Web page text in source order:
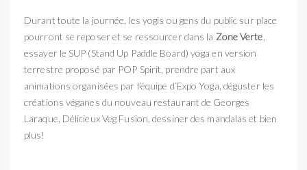
Durant toute la journée, les yogis ou gens du public sur place
pourront se reposer et se ressourcer dans la Zone Verte
essayer le SUP (Stand Up Paddle Board) yoga en version
terrestre proposé par POP Spirit, prendre part aux
animations organisées par l’équipe d’Expo Yoga, déguster les
créations véganes du nouveau restaurant de Georges
Laraque, Délicieux Veg Fusion, dessiner des mandalas et bien
plus!